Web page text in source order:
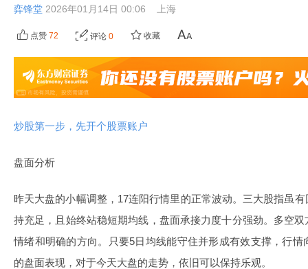
弈锋堂 2026年01月14日 00:06 上海
点赞 72 评论 0 收藏
炒股第一步，先开个股票账户
盘面分析
昨天大盘的小幅调整，17连阳行情里的正常波动。三大股指虽
持充足，且始终站稳短期均线，盘面承接力度十分强劲。多空
情绪和明确的方向。只要5日均线能守住并形成有效支撑，行
的盘面表现，对于今天大盘的走势，依旧可以保持乐观。